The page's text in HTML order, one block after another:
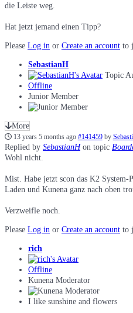
die Leiste weg.
Hat jetzt jemand einen Tipp?
Please Log in or Create an account to
SebastianH
Topic
Offline
Junior Member
More
13 years 5 months ago #141459 by
Replied by SebastianHon topic
Wohl nicht.
Mist. Habe jetzt scon das K2 System-
Laden und Kunena ganz nach oben
Verzweifle noch.
Please Log in or Create an account to
rich
Offline
Kunena Moderator
I like sunshine and flowers